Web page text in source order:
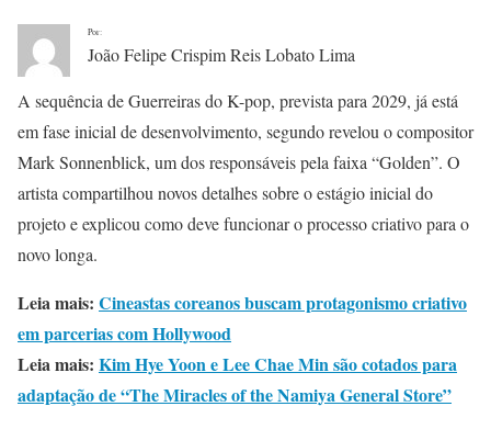
Por:
João Felipe Crispim Reis Lobato Lima
A sequência de Guerreiras do K-pop, prevista para 2029, já está
em fase inicial de desenvolvimento, segundo revelou o compositor
Mark Sonnenblick, um dos responsáveis pela faixa “Golden”. O
artista compartilhou novos detalhes sobre o estágio inicial do
projeto e explicou como deve funcionar o processo criativo para o
novo longa.
Leia mais: Cineastas coreanos buscam protagonismo criativo
em parcerias com Hollywood
Leia mais: Kim Hye Yoon e Lee Chae Min são cotados para
adaptação de “The Miracles of the Namiya General Store”